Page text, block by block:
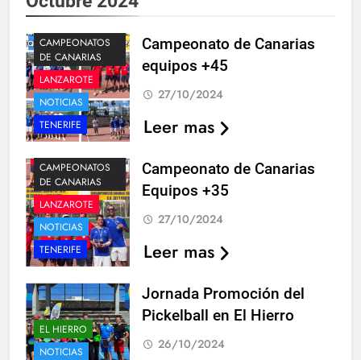
CAMPEONATOS
DE CANARIAS
LANZAROTE
NOTICIAS
TENERIFE
Campeonato de Canarias
equipos +45
27/10/2024
Leer mas
CAMPEONATOS
DE CANARIAS
LANZAROTE
NOTICIAS
TENERIFE
Campeonato de Canarias
Equipos +35
27/10/2024
Leer mas
EL HIERRO
NOTICIAS
Jornada Promoción del
Pickelball en El Hierro
26/10/2024